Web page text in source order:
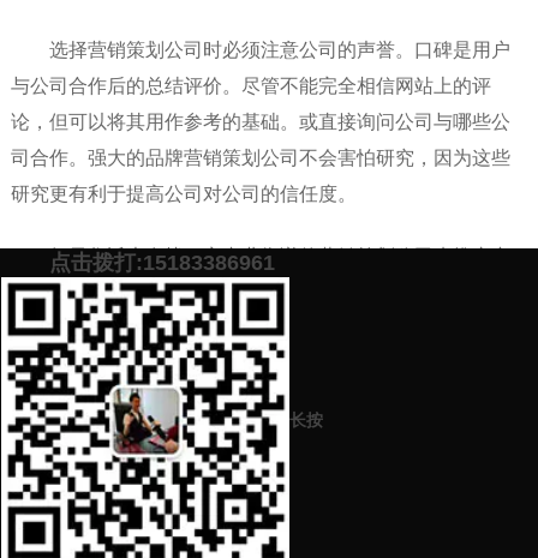
选择营销策划公司时必须注意公司的声誉。口碑是用户
与公司合作后的总结评价。尽管不能完全相信网站上的评
论，但可以将其用作参考的基础。或直接询问公司与哪些公
司合作。强大的品牌营销策划公司不会害怕研究，因为这些
研究更有利于提高公司对公司的信任度。
如果您近也在找一家专业靠谱的营销策划公司来推广产
品、推广品牌，欢迎加下面微信，肖乐策划免费帮您策划高
效的企业营销策划方案。
预约营销老师 添加微信号：scyxch
案！
上一篇：新产品销售途径和方法有哪些（迅速提高销量）
下一篇：如何做好一个新品牌（迅速提高品牌知名度）
点击拨打:15183386961
长按